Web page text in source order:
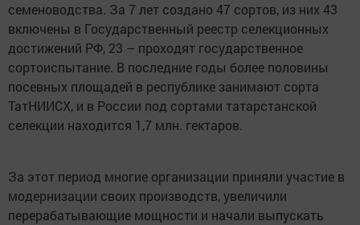
семеноводства. За 7 лет создано 47 сортов, из них 43
включены в Государственный реестр селекционных
достижений РФ, 23 – проходят государственное
сортоиспытание. В последние годы более половины
посевных площадей в республике занимают сорта
ТатНИИСХ, и в России под сортами татарстанской
селекции находится 1,7 млн. гектаров.
За этот период многие организации приняли участие в
модернизации своих производств, увеличили
перерабатывающие мощности и начали выпускать